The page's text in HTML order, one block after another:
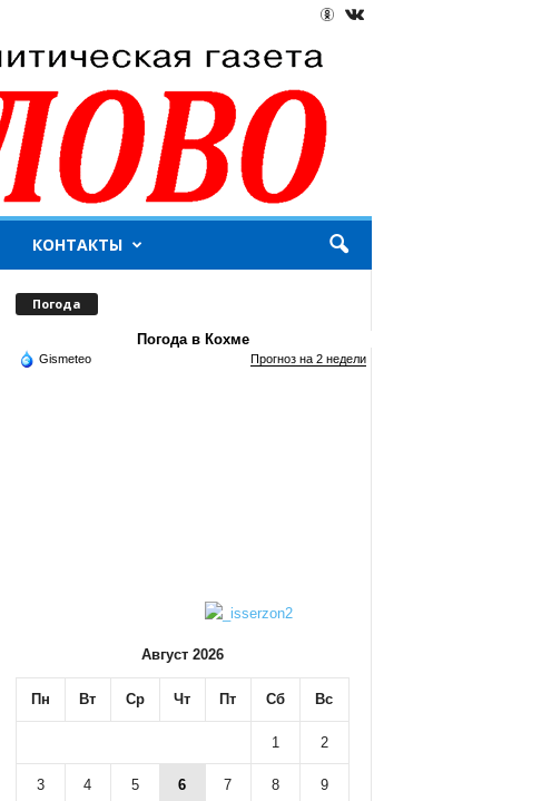
КОНТАКТЫ
Погода
Погода в Кохме
Gismeteo Прогноз на 2 недели
Август 2026
Пн Вт Ср Чт Пт Сб Вс
1 2
3 4 5 6 7 8 9